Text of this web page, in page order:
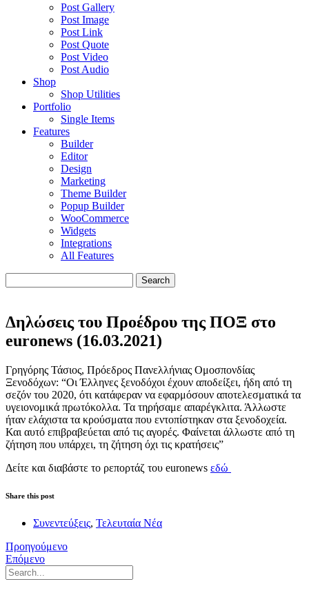
Post Gallery
Post Image
Post Link
Post Quote
Post Video
Post Audio
Shop
Shop Utilities
Portfolio
Single Items
Features
Builder
Editor
Design
Marketing
Theme Builder
Popup Builder
WooCommerce
Widgets
Integrations
All Features
Search
Δηλώσεις του Προέδρου της ΠΟΞ στο
euronews (16.03.2021)
Γρηγόρης Τάσιος, Πρόεδρος Πανελλήνιας Ομοσπονδίας
Ξενοδόχων: “Οι Έλληνες ξενοδόχοι έχουν αποδείξει, ήδη από τη
σεζόν του 2020, ότι κατάφεραν να εφαρμόσουν αποτελεσματικά τα
υγειονομικά πρωτόκολλα. Τα τηρήσαμε απαρέγκλιτα. Άλλωστε
ήταν ελάχιστα τα κρούσματα που εντοπίστηκαν στα ξενοδοχεία.
Και αυτό επιβραβεύεται από τις αγορές. Φαίνεται άλλωστε από τη
ζήτηση που υπάρχει, τη ζήτηση όχι τις κρατήσεις”
Δείτε και διαβάστε το ρεπορτάζ του euronews εδώ
Share this post
Συνεντεύξεις, Τελευταία Νέα
Προηγούμενο
Επόμενο